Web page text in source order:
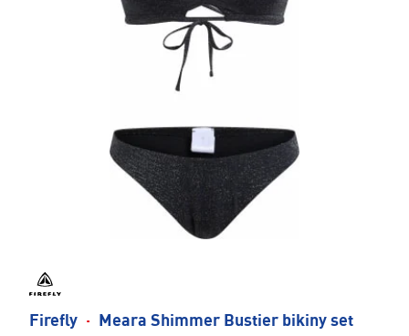
Firefly · Meara Shimmer Bustier bikiny set